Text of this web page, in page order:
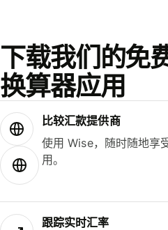
下载我们的免
换算器应用
比较汇款提供商
使用 Wise，随时随地享
用。
跟踪实时汇率